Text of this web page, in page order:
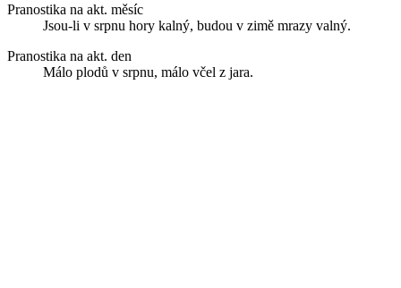
Pranostika na akt. měsíc
Jsou-li v srpnu hory kalný, budou v zimě mrazy valný.
Pranostika na akt. den
Málo plodů v srpnu, málo včel z jara.